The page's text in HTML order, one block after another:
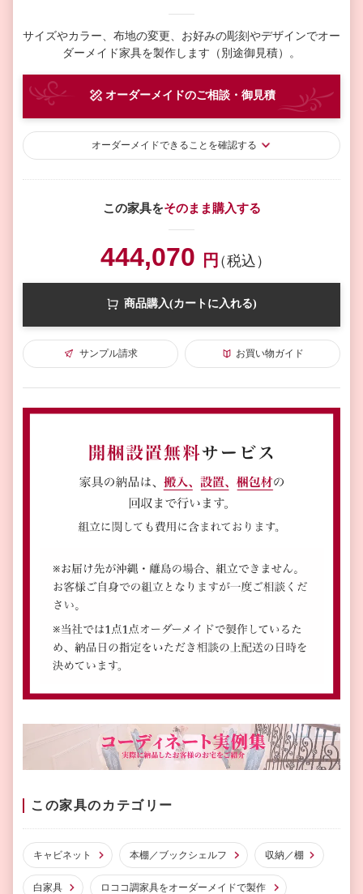
サイズやカラー、布地の変更、お好みの彫刻やデザインでオー
ダーメイド家具を製作します（別途御見積）。
オーダーメイドのご相談・御見積
オーダーメイドできることを確認する
この家具をそのまま購入する
444,070 円（税込）
商品購入(カートに入れる)
サンプル請求 お買い物ガイド
この家具のカテゴリー
キャビネット 本棚／ブックシェルフ 収納／棚
白家具 ロココ調家具をオーダーメイドで製作